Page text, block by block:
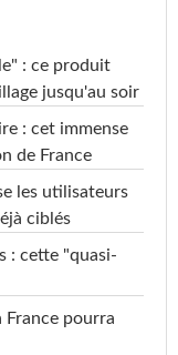
: ce produit
jusqu'au soir
: cet immense
de France
les utilisateurs
ciblés
: cette "quasi-
France pourra